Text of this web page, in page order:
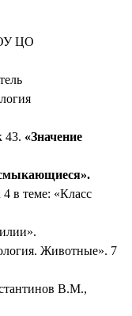
ЦО
«Значение
Животные». 7
В.М.,